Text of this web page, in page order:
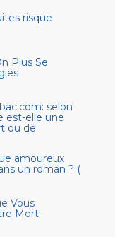
risque
Plus Se
selon
est-elle une
ou de
amoureux
un roman ? (
Vous
Mort